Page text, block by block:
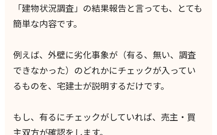
「建物状況調査」の結果報告と言っても、とても
簡単な内容です。
例えば、外壁に劣化事象が（有る、無い、調査
できなかった）のどれかにチェックが入ってい
るものを、宅建士が説明するだけです。
もし、有るにチェックがしていれば、売主・買
主双方が確認をします。